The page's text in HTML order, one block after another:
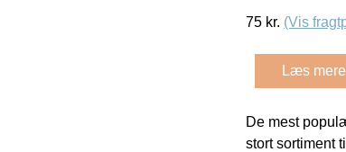
75 kr. (Vis
Læs
De mest
stort sortiment